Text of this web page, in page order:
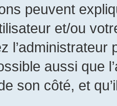
peuvent
et/ou
l’administrateur
aussi que
son côté, et